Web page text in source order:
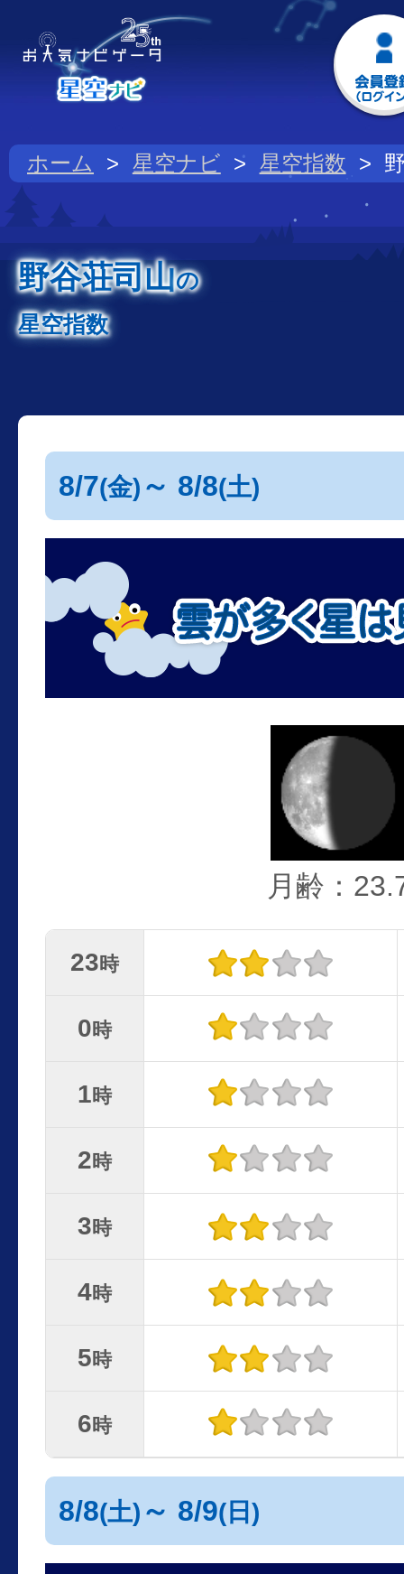
ホーム 星空ナビ 星空指数
野谷荘司山の
星空指数
8/7(金) ～ 8/8(土)
月齢：
23時
0時
1時
2時
3時
4時
5時
6時
8/8(土) ～ 8/9(日)